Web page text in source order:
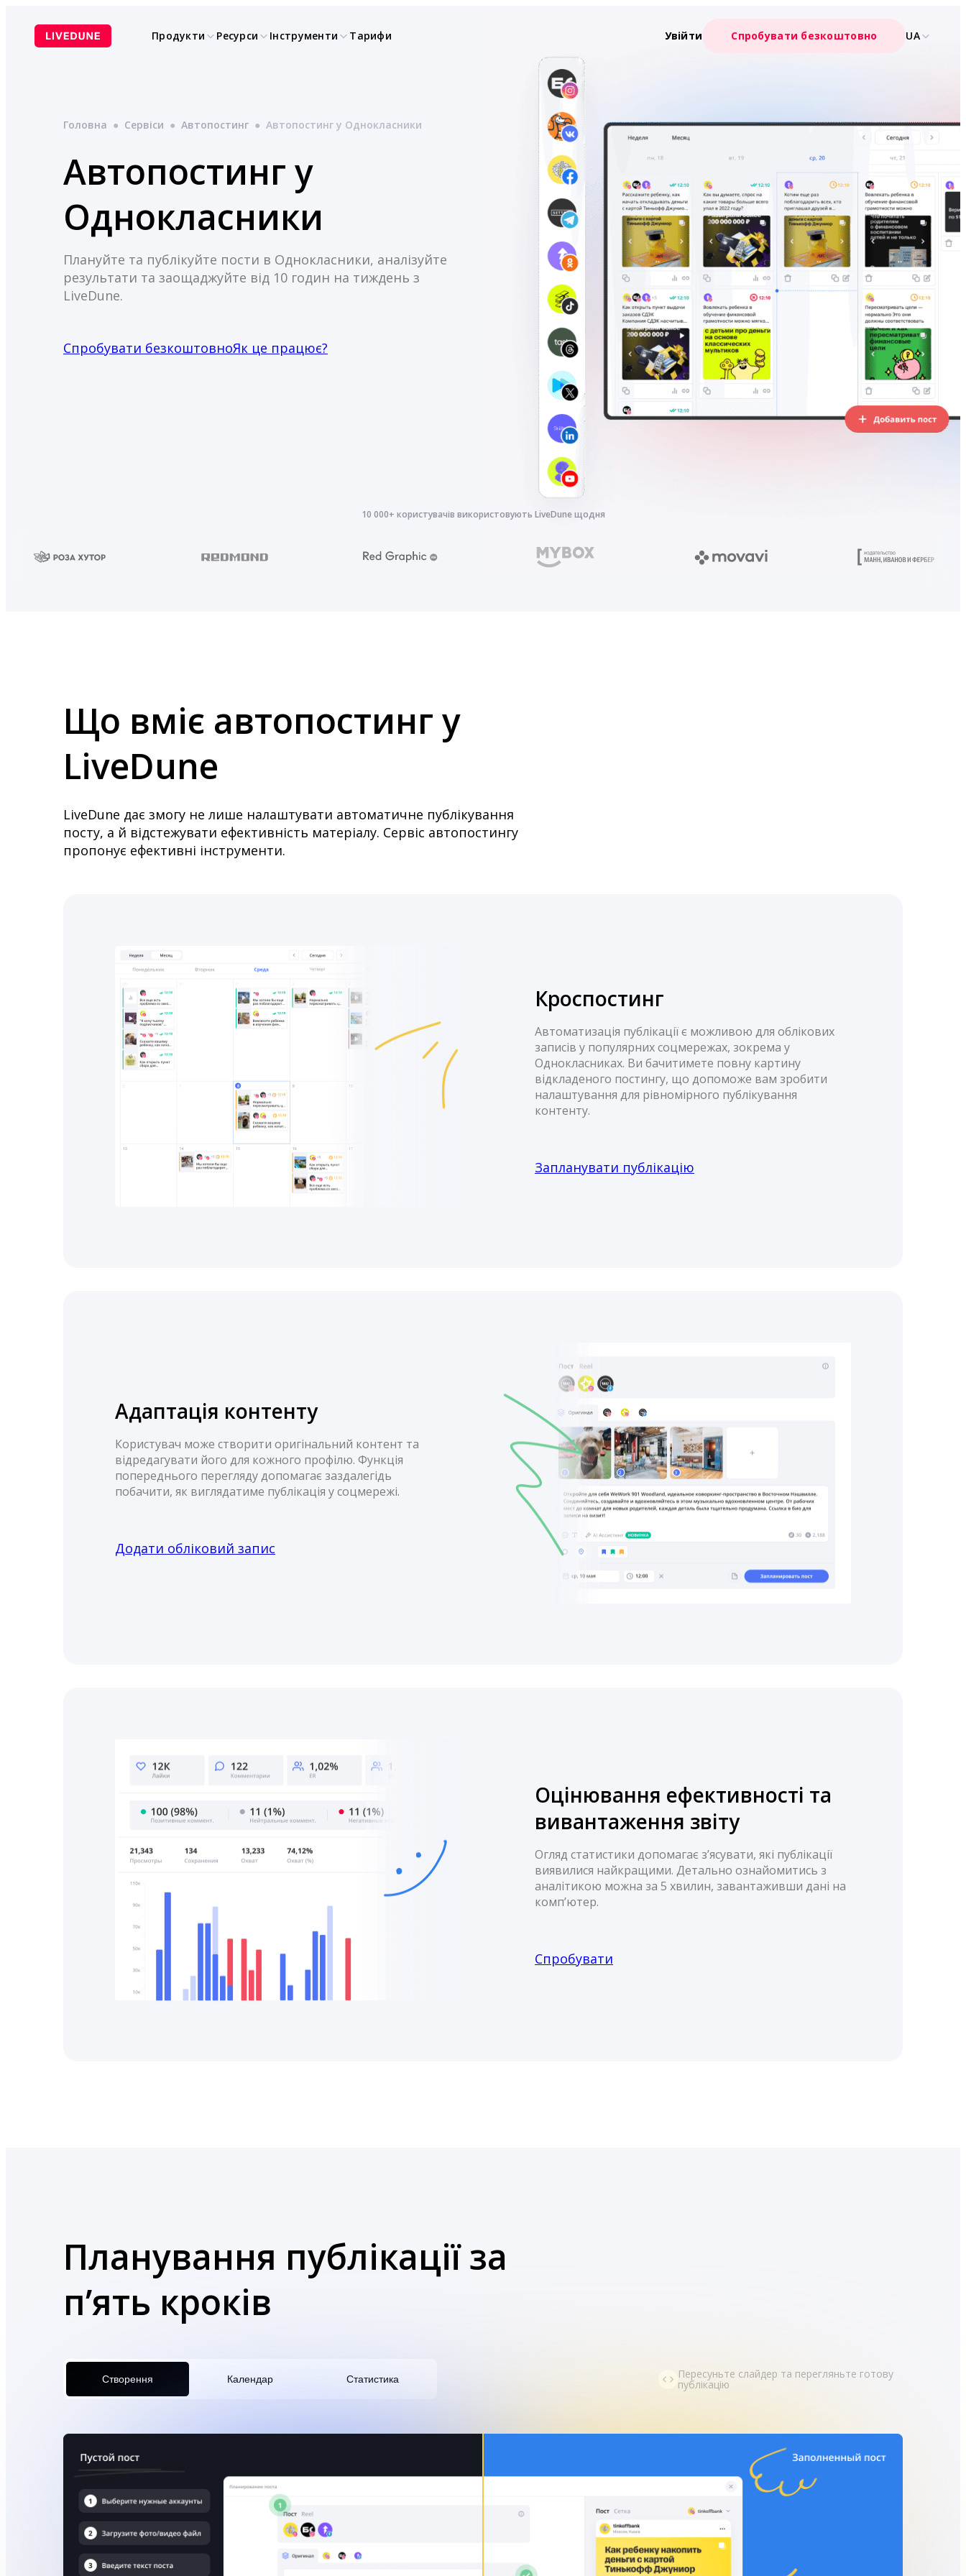
вмісту
Продукти Ресурси Інструменти Тарифи Увійти Спробувати безкоштовно UA
Головна ● Сервіси ● Автопостинг ● Автопостинг у Однокласники
Автопостинг у
Однокласники
Плануйте та публікуйте пости в Однокласники, аналізуйте
результати та заощаджуйте від 10 годин на тиждень з
LiveDune.
Спробувати безкоштовноЯк це працює?
10 000+ користувачів використовують LiveDune щодня
Що вміє автопостинг у
LiveDune
LiveDune дає змогу не лише налаштувати автоматичне публікування
посту, а й відстежувати ефективність матеріалу. Сервіс автопостингу
пропонує ефективні інструменти.
Кроспостинг
Автоматизація публікації є можливою для облікових
записів у популярних соцмережах, зокрема у
Однокласниках. Ви бачитимете повну картину
відкладеного постингу, що допоможе вам зробити
налаштування для рівномірного публікування
контенту.
Запланувати публікацію
Адаптація контенту
Користувач може створити оригінальний контент та
відредагувати його для кожного профілю. Функція
попереднього перегляду допомагає заздалегідь
побачити, як виглядатиме публікація у соцмережі.
Додати обліковий запис
Оцінювання ефективності та
вивантаження звіту
Огляд статистики допомагає з’ясувати, які публікації
виявилися найкращими. Детально ознайомитись з
аналітикою можна за 5 хвилин, завантаживши дані на
комп’ютер.
Спробувати
Планування публікації за
п’ять кроків
Створення Календар Статистика Пересуньте слайдер та перегляньте готову
публікацію